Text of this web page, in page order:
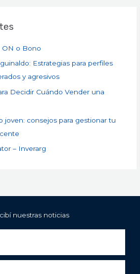
ON o Bono
Estrategias para perfiles
y agresivos
Decidir Cuándo Vender una
joven: consejos para gestionar tu
– Inverarg
nuestras noticias